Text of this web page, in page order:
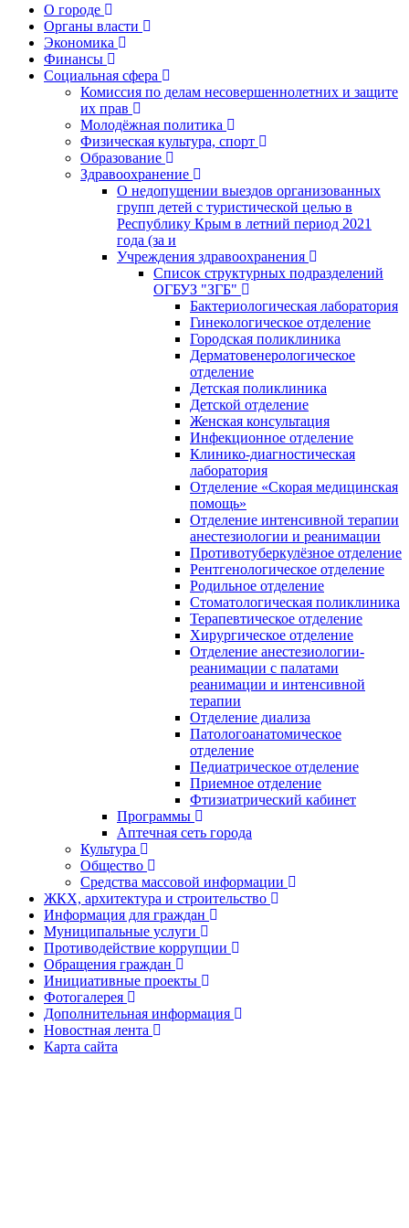
О городе
Органы власти
Экономика
Финансы
Социальная сфера
Комиссия по делам несовершеннолетних и защите
их прав
Молодёжная политика
Физическая культура, спорт
Образование
Здравоохранение
О недопущении выездов организованных
групп детей с туристической целью в
Республику Крым в летний период 2021
года (за и
Учреждения здравоохранения
Список структурных подразделений
ОГБУЗ "ЗГБ"
Бактериологическая лаборатория
Гинекологическое отделение
Городская поликлиника
Дерматовенерологическое
отделение
Детская поликлиника
Детской отделение
Женская консультация
Инфекционное отделение
Клинико-диагностическая
лаборатория
Отделение «Скорая медицинская
помощь»
Отделение интенсивной терапии
анестезиологии и реанимации
Противотуберкулёзное отделение
Рентгенологическое отделение
Родильное отделение
Стоматологическая поликлиника
Терапевтическое отделение
Хирургическое отделение
Отделение анестезиологии-
реанимации с палатами
реанимации и интенсивной
терапии
Отделение диализа
Патологоанатомическое
отделение
Педиатрическое отделение
Приемное отделение
Фтизиатрический кабинет
Программы
Аптечная сеть города
Культура
Общество
Средства массовой информации
ЖКХ, архитектура и строительство
Информация для граждан
Муниципальные услуги
Противодействие коррупции
Обращения граждан
Инициативные проекты
Фотогалерея
Дополнительная информация
Новостная лента
Карта сайта